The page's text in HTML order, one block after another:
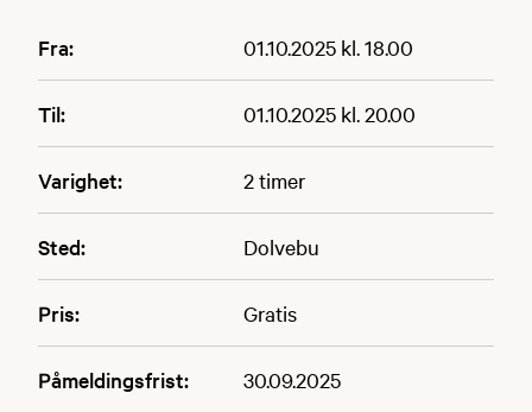
Fra: 01.10.2025 kl. 18.00
Til: 01.10.2025 kl. 20.00
Varighet: 2 timer
Sted: Dolvebu
Pris: Gratis
Påmeldingsfrist: 30.09.2025